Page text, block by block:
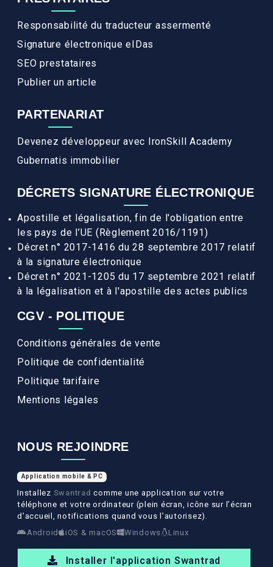
Responsabilité du traducteur assermenté
Signature électronique eIDas
SEO prestataires
Publier un article
PARTENARIAT
Devenez développeur avec IronSkill Academy
Gubernatis immobilier
DÉCRETS SIGNATURE ÉLECTRONIQUE
Apostille et légalisation, fin de l'obligation entre
les pays de l’UE (Règlement 2016/1191)
Décret n° 2017-1416 du 28 septembre 2017 relatif
à la signature électronique
Décret n° 2021-1205 du 17 septembre 2021 relatif
à la légalisation et à l'apostille des actes publics
CGV - POLITIQUE
Conditions générales de vente
Politique de confidentialité
Politique tarifaire
Mentions légales
NOUS REJOINDRE
Application mobile & PC
Installez Swantrad comme une application sur votre
téléphone et votre ordinateur (plein écran, icône sur l’écran
d’accueil, notifications quand vous l’autorisez).
Android
iOS & macOS Windows Linux
Installer l'application Swantrad